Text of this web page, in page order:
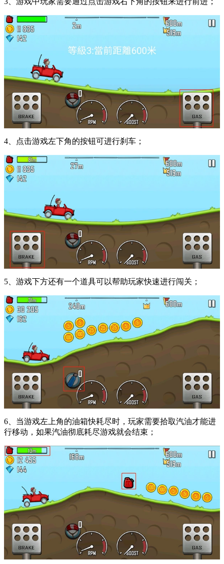
4、点击游戏左下角的按钮可进行刹车；
5、游戏下方还有一个道具可以帮助玩家快速进行闯关；
6、当游戏左上角的油箱快耗尽时，玩家需要拾取汽油才能进
行移动，如果汽油彻底耗尽游戏就会结束；